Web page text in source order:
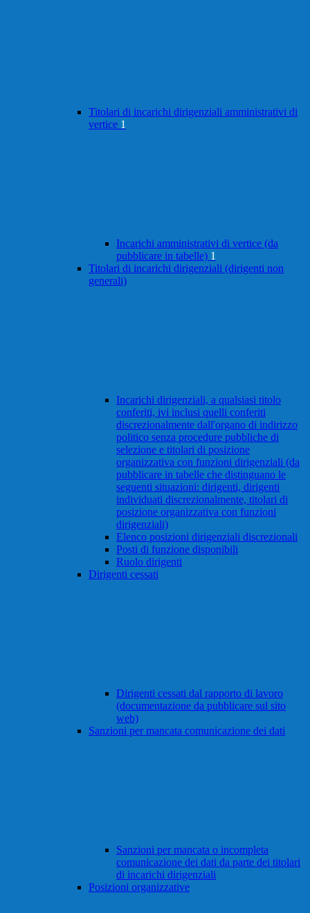
Titolari di incarichi dirigenziali amministrativi di
vertice 1
Incarichi amministrativi di vertice (da
pubblicare in tabelle) 1
Titolari di incarichi dirigenziali (dirigenti non
generali)
Incarichi dirigenziali, a qualsiasi titolo
conferiti, ivi inclusi quelli conferiti
discrezionalmente dall'organo di indirizzo
politico senza procedure pubbliche di
selezione e titolari di posizione
organizzativa con funzioni dirigenziali (da
pubblicare in tabelle che distinguano le
seguenti situazioni: dirigenti, dirigenti
individuati discrezionalmente, titolari di
posizione organizzativa con funzioni
dirigenziali)
Elenco posizioni dirigenziali discrezionali
Posti di funzione disponibili
Ruolo dirigenti
Dirigenti cessati
Dirigenti cessati dal rapporto di lavoro
(documentazione da pubblicare sul sito
web)
Sanzioni per mancata comunicazione dei dati
Sanzioni per mancata o incompleta
comunicazione dei dati da parte dei titolari
di incarichi dirigenziali
Posizioni organizzative